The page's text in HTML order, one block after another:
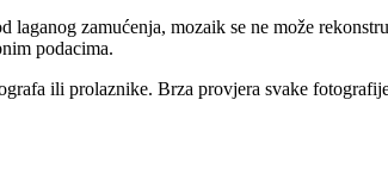
zamućenja, mozaik se ne može
podacima.
ili prolaznike. Brza provjera svake